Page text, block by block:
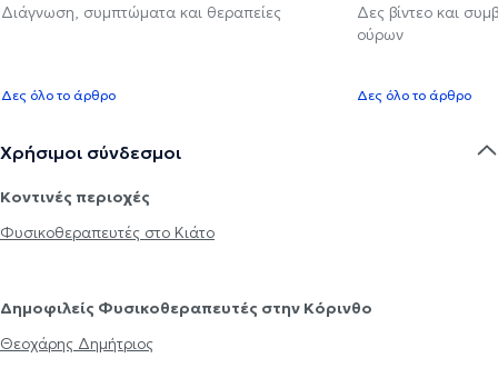
Διάγνωση, συμπτώματα και θεραπείες
Δες όλο το άρθρο
Δες βίντεο και
ούρων
Δες όλο το άρθρο
Χρήσιμοι σύνδεσμοι
Κοντινές περιοχές
Φυσικοθεραπευτές στο Κιάτο
Δημοφιλείς Φυσικοθεραπευτές στην Κόρινθο
Θεοχάρης Δημήτριος